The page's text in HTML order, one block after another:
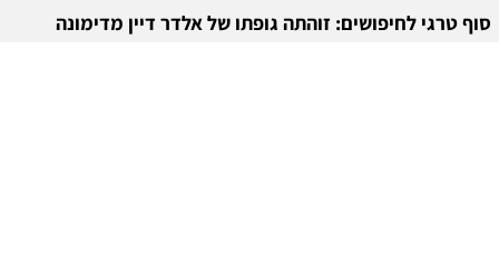
סוף טרגי לחיפושים: זוהתה גופתו של אלדר דיין מדימונה